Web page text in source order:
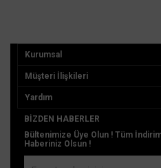
Kurumsal
Müşteri İlişkileri
Yardım
BIZDEN HABERLER
Bültenimize Üye Olun ! Tüm
Haberiniz Olsun !